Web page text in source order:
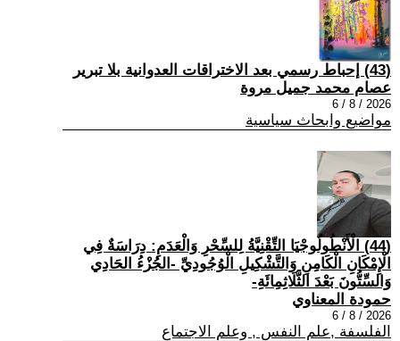
(43) إحباط رسمي بعد الاختراقات العدوانية بلا تبرير
عصام محمد جميل مروة
2026 / 8 / 6
مواضيع وابحاث سياسية
(44) الْأَنْطُولُوجْيَا التِّقْنِيَّةُ لِلسِّحْرِ وَالْعَدَمِ: دِرَاسَةٌ فِي
الْإِمْكَانِ الْكَامِنِ وَالتَّشْكِيلِ الْوُجُودِيِّ -الجُزْءُ الحَادِي
وَالسِّتُّونَ بَعْدَ الثَّلَاثِمِائَةِ-
حمودة المعناوي
2026 / 8 / 6
الفلسفة ,علم النفس , وعلم الاجتماع